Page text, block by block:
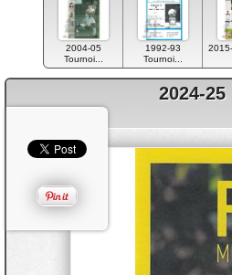
2004-05
Tournoi...
1992-93
Tournoi...
2024-